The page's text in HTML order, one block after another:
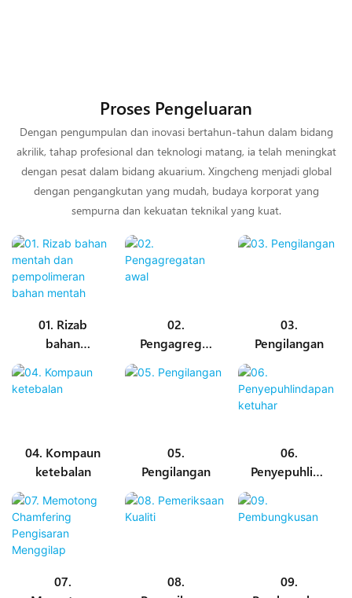
Proses Pengeluaran
Dengan pengumpulan dan inovasi bertahun-tahun dalam bidang
akrilik, tahap profesional dan teknologi matang, ia telah meningkat
dengan pesat dalam bidang akuarium. Xingcheng menjadi global
dengan pengangkutan yang mudah, budaya korporat yang
sempurna dan kekuatan teknikal yang kuat.
01. Rizab
bahan
pempolimera
02.
Pengagregat
03.
Pengilangan
04. Kompaun
ketebalan
05.
Pengilangan
06.
Penyepuhlind
07.
08.
09.